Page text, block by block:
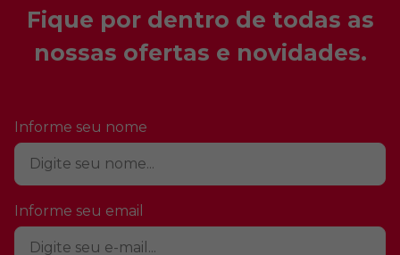
Fique por dentro de todas as
nossas ofertas e novidades.
Informe seu nome
Informe seu email